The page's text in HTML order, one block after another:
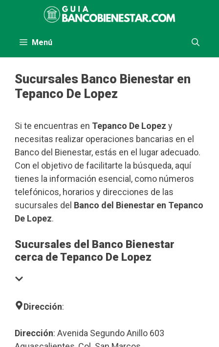
Menú
Sucursales Banco Bienestar en
Tepanco De Lopez
Si te encuentras en Tepanco De Lopez y
necesitas realizar operaciones bancarias en el
Banco del Bienestar, estás en el lugar adecuado.
Con el objetivo de facilitarte la búsqueda, aquí
tienes la información esencial, como números
telefónicos, horarios y direcciones de las
sucursales del Banco del Bienestar en Tepanco
De Lopez.
Sucursales del Banco Bienestar
cerca de Tepanco De Lopez
Dirección:
Dirección: Avenida Segundo Anillo 603